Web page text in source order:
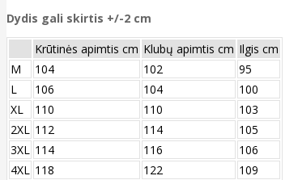
Dydis gali skirtis +/-2 cm
Krūtinės apimtis cm Klubų apimtis cm Ilgis cm
M
104 102
95
L
106 104
100
XL
110 110
103
2XL 112 114
105
3XL 114 116
106
4XL 118 122
109